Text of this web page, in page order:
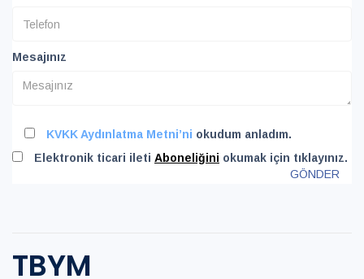
Mesajınız
KVKK Aydınlatma Metni’ni okudum anladım.
Elektronik ticari ileti Aboneliğini okumak için tıklayınız.
GÖNDER
TBYM